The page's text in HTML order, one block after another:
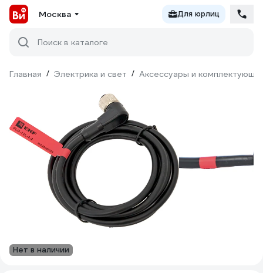
Москва Для юрлиц
Поиск в каталоге
Главная / Электрика и свет / Аксессуары и
Нет в наличии